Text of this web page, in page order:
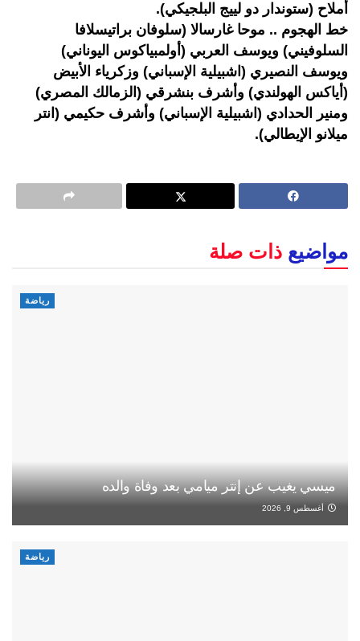
أملاح (ستوندار دو لييج البلجيكي).
خط الهجوم .. موحا غارسالا (سلوفان براتيسلافا
السلوفيني) ويوسف العربي (أولمبياكوس اليوناني)
ويوسف النصيري (اشبيلية الإسباني) وزكرياء الأبيض
(أياكس الهولندي) وأشرف بنشرقي (الزمالك المصري)
ومنير الحدادي (اشبيلية الإسباني) وأشرف حكيمي (انتر
ميلانو الإيطالي).
مواضيع ذات صلة
رياضة
ميسي يغيب عن إنتر ميامي بعد وفاة والده
أغسطس 9, 2026
رياضة